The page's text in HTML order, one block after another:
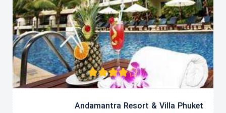
Andamantra Resort & Villa Phuket